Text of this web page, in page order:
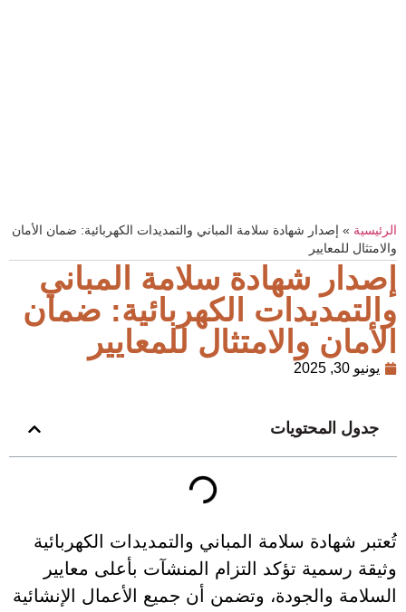
الرئيسية » إصدار شهادة سلامة المباني والتمديدات الكهربائية: ضمان الأمان
والامتثال للمعايير
إصدار شهادة سلامة المباني
والتمديدات الكهربائية: ضمان
الأمان والامتثال للمعايير
يونيو 30, 2025
جدول المحتويات
تُعتبر شهادة سلامة المباني والتمديدات الكهربائية
وثيقة رسمية تؤكد التزام المنشآت بأعلى معايير
السلامة والجودة، وتضمن أن جميع الأعمال الإنشائية